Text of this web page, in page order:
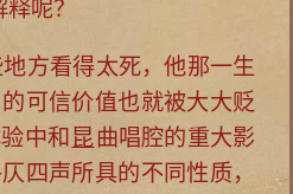
呢？
方看得太死，他那一生
可信价值也就被大大贬
中和 昆曲唱腔的重大影
四声所具的不同性质，